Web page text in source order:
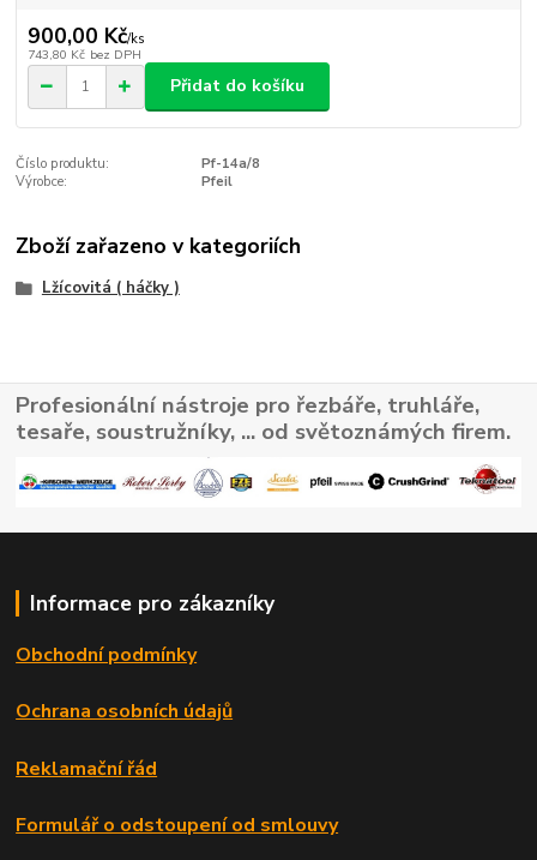
900,00 Kč/ks
743,80 Kč bez DPH
Přidat do košíku
Číslo produktu:
Pf-14a/8
Výrobce:
Pfeil
Zboží zařazeno v kategoriích
Lžícovitá ( háčky )
Profesionální nástroje pro řezbáře, truhláře,
tesaře, soustružníky, ... od světoznámých firem.
Informace pro zákazníky
Obchodní podmínky
Ochrana osobních údajů
Reklamační řád
Formulář o odstoupení od smlouvy